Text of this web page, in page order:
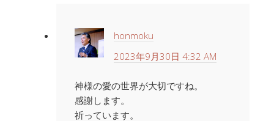
honmoku
2023年9月30日 4:32 AM
神様の愛の世界が大切ですね。
感謝します。
祈っています。